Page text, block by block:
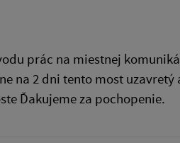
prác na miestnej
na 2 dni tento most uzavretý
Ďakujeme za pochopenie.